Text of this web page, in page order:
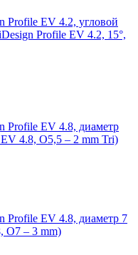
Profile EV 4.2, угловой
Profile EV 4.2, 15°,
Profile EV 4.8, диаметр
4.8, O5,5 – 2 mm Tri)
Profile EV 4.8, диаметр 7
O7 – 3 mm)